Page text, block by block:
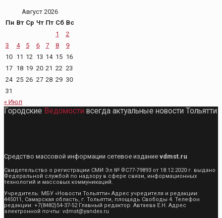
Август 2026
Пн Вт Ср Чт Пт Сб Вс
1
2
3
4 5 6 7 8
9
10 11 12 13 14 15 16
17 18 19 20 21 22 23
24 25 26 27 28 29 30
31
« Июл
Городские Ведомости всегда актуальные новости Тольятти
Средство массовой информации сетевое издание vdmst.ru
Свидетельство о регистрации СМИ Эл № ФС77-79893 от 18.12.2020 г. выдано
Федеральной службой по надзору в сфере связи, информационных
технологий и массовых коммуникаций.
Учредитель: МБУ «Новости Тольятти» Адрес учредителя и редакции:
445011, Самарская область, г. Тольятти, площадь Свободы 4. Телефон
редакции: +7(8482)54-37-52 Главный редактор: Автаева Е.Н. Адрес
электронной почты: vdmst@yandex.ru